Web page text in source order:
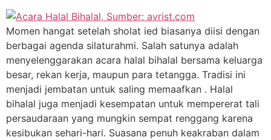
Momen hangat setelah sholat ied biasanya diisi dengan
berbagai agenda silaturahmi. Salah satunya adalah
menyelenggarakan acara halal bihalal bersama keluarga
besar, rekan kerja, maupun para tetangga. Tradisi ini
menjadi jembatan untuk saling memaafkan . Halal
bihalal juga menjadi kesempatan untuk mempererat tali
persaudaraan yang mungkin sempat renggang karena
kesibukan sehari-hari. Suasana penuh keakraban dalam